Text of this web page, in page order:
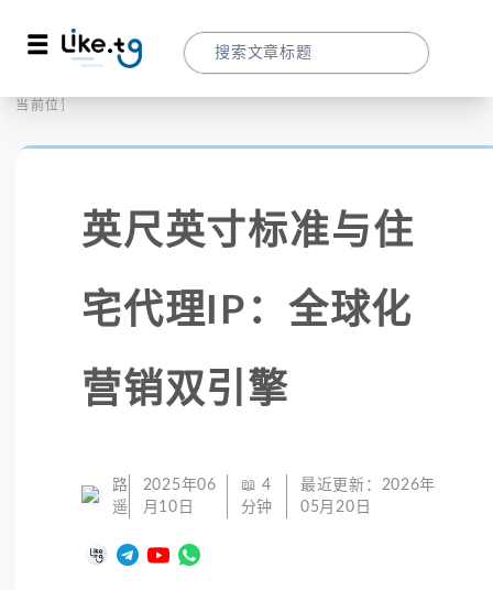
当前位置：
英尺英寸标准与住
宅代理IP：全球化
营销双引擎
路
遥
2025年06
月10日
📖 4
分钟
最近更新： 2026年
05月20日